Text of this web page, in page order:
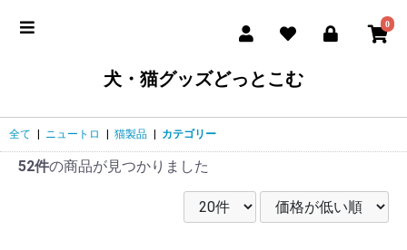
0
犬・猫グッズどっとこむ
全て ニュートロ 猫製品 カテゴリー
52件の商品が見つかりました